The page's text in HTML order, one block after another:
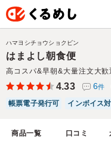
はまよし朝食便
高コスパ&早朝&大量注文大歓
ハマヨシチョウショクビン
4.33 6件
帳票電子発行可 インボイス
商品一覧 口コミ